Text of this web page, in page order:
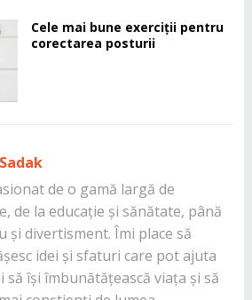
Cele mai bune exerciții pentru
corectarea posturii
Sadak
de o gamă largă de
de la educație și sănătate, până
și divertisment. Îmi place să
idei și sfaturi care pot ajuta
să își îmbunătățească viața și să